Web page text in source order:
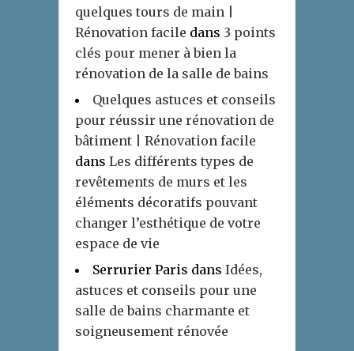
quelques tours de main |
Rénovation facile dans 3 points
clés pour mener à bien la
rénovation de la salle de bains
Quelques astuces et conseils
pour réussir une rénovation de
bâtiment | Rénovation facile
dans Les différents types de
revêtements de murs et les
éléments décoratifs pouvant
changer l’esthétique de votre
espace de vie
Serrurier Paris dans Idées,
astuces et conseils pour une
salle de bains charmante et
soigneusement rénovée